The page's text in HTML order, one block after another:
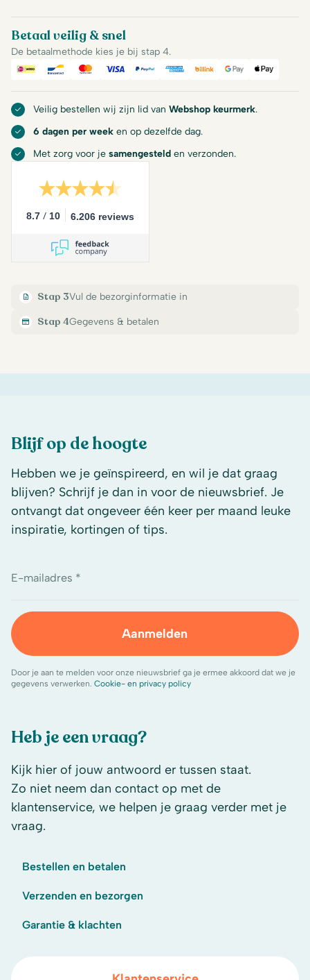
Betaal veilig & snel
De betaalmethode kies je bij stap 4.
iDeal Bancontact
Mastercard
Visa PayPalAmerican Express
BillinkGoogle Pay
Apple
Veilig bestellen wij zijn lid van Webshop keurmerk.
6 dagen per week en op dezelfde dag.
Met zorg voor je samengesteld en verzonden.
8.7 / 10 6.206 reviews
Stap 3Vul de bezorginformatie in
Stap 4Gegevens & betalen
Heb je een vraag?
Kijk hier of jouw antwoord er tussen staat.
Zo niet neem dan contact op met de
klantenservice, we helpen je graag verder met je
vraag.
Bestellen en betalen
Verzenden en bezorgen
Garantie & klachten
Blijf op de hoogte
Hebben we je geïnspireerd, en wil je dat graag
blijven? Schrijf je dan in voor de nieuwsbrief. Je
ontvangt dat ongeveer één keer per maand leuke
inspiratie, kortingen of tips.
E-mailadres *
Aanmelden
Door je aan te melden voor onze nieuwsbrief ga je ermee akkoord dat we je
gegevens verwerken. Cookie- en privacy policy